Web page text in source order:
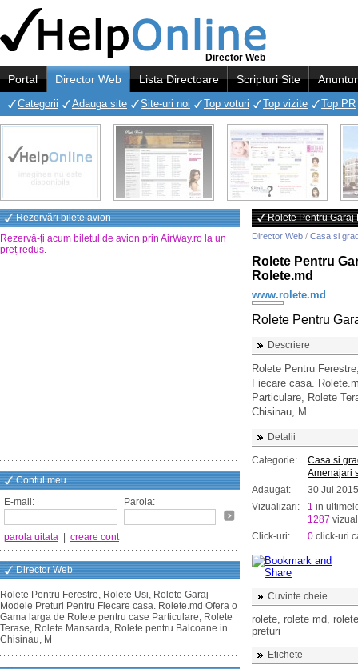
Director Web
Portal Director Web Lista Directoare Scripturi Site
Categorii Adauga site Site-uri noi Top voturi Top vizite Top PR
Rezervări bilete avion
Rezervă-ți acum biletul de avion prin AirWay.ro la un
preț redus.
Contul meu
E-mail:
Parola:
parola uitata creare cont
Director Web
Rolete Pentru Ferestre, Rolete Usi, Rolete Garaj
Modele Preturi Pentru Fiecare casa. Rolete.md Ofera o
Gama larga de Rolete pentru case Particulare, Rolete
Terase, Rolete Mansarda, Rolete pentru Balcoane in
Chisinau, M
Rolete Pentru Garaj
Director Web / Casa si
Rolete Pentru
Rolete.md
www.rolete.md
Rolete Pentru
Descriere
Rolete Pentru
Fiecare casa.
Particulare, Rolete
Chisinau, M
Detalii
Categorie:
Casa si
Amenajari
Adaugat:
30 Jul 2015
Vizualizari:
1 in
1287
Click-uri:
0 click-uri
Cuvinte cheie
rolete, rolete md,
preturi
Etichete